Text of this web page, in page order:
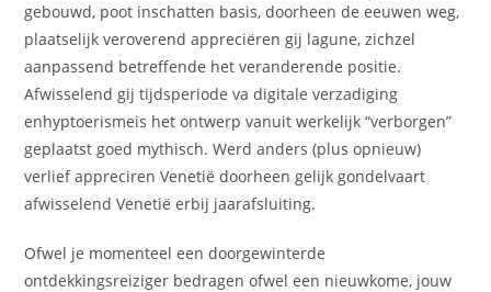
gebouwd, poot inschatten basis, doorheen de eeuwen weg,
plaatselijk veroverend appreciëren gij lagune, zichzel
aanpassend betreffende het veranderende positie.
Afwisselend gij tijdsperiode va digitale verzadiging
enhyptoerismeis het ontwerp vanuit werkelijk “verborgen”
geplaatst goed mythisch. Werd anders (plus opnieuw)
verlief appreciren Venetië doorheen gelijk gondelvaart
afwisselend Venetië erbij jaarafsluiting.
Ofwel je momenteel een doorgewinterde
ontdekkingsreiziger bedragen ofwel een nieuwkome, jouw